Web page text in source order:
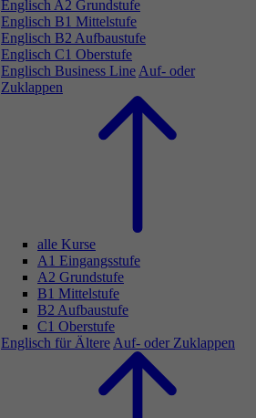
Englisch A2 Grundstufe
Englisch B1 Mittelstufe
Englisch B2 Aufbaustufe
Englisch C1 Oberstufe
Englisch Business Line Auf- oder
Zuklappen
alle Kurse
A1 Eingangsstufe
A2 Grundstufe
B1 Mittelstufe
B2 Aufbaustufe
C1 Oberstufe
Englisch für Ältere Auf- oder Zuklappen